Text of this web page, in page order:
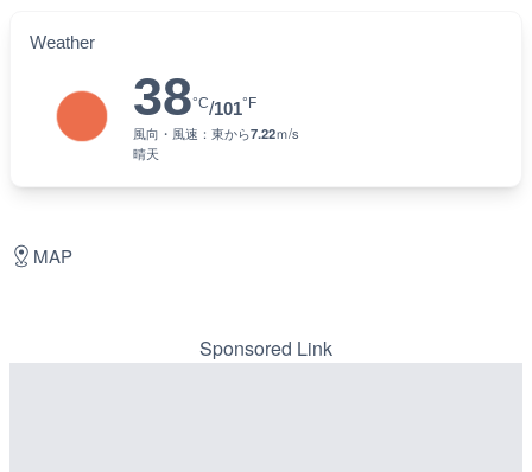
Weather
38°C/101°F
風向・風速： 東から7.22ｍ/s
晴天
MAP
Sponsored Link